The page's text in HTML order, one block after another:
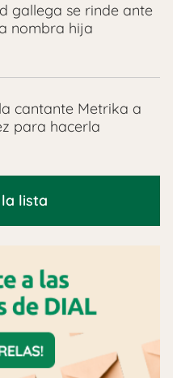
gallega se rinde ante
nombra hija
cantante Metrika a
para hacerla
lista